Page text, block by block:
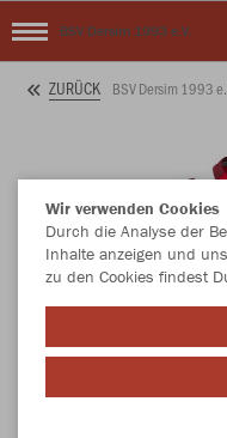
BSV Dersim 1993 e.V.
ZURÜCK BSV Dersim 1993
Wir verwenden Cookies
Durch die Analyse der
Inhalte anzeigen und
zu den Cookies findest